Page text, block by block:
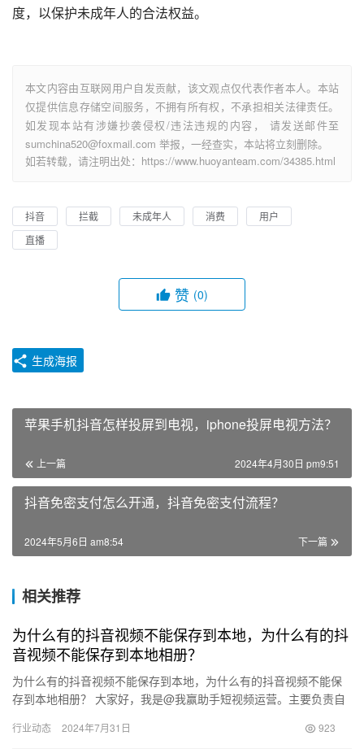
度，以保护未成年人的合法权益。
本文内容由互联网用户自发贡献，该文观点仅代表作者本人。本站
仅提供信息存储空间服务，不拥有所有权，不承担相关法律责任。
如发现本站有涉嫌抄袭侵权/违法违规的内容， 请发送邮件至
sumchina520@foxmail.com 举报，一经查实，本站将立刻删除。
如若转载，请注明出处：https://www.huoyanteam.com/34385.html
抖音 拦截 未成年人 消费
用户
直播
赞 (0)
生成海报
苹果手机抖音怎样投屏到电视，iphone投屏电视方法？
上一篇 2024年4月30日 pm9:51
抖音免密支付怎么开通，抖音免密支付流程？
下一篇
2024年5月6日 am8:54
相关推荐
为什么有的抖音视频不能保存到本地，为什么有的抖
音视频不能保存到本地相册？
为什么有的抖音视频不能保存到本地，为什么有的抖音视频不能保
存到本地相册？ 大家好，我是@我赢助手短视频运营。主要负责自
信询…
行业动态 2024年7月31日 923